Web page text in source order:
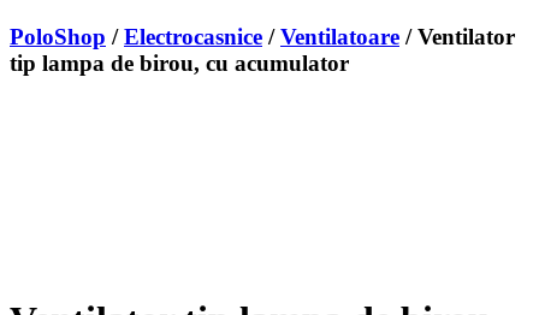
PoloShop /Electrocasnice /Ventilatoare / Ventilator
tip lampa de birou, cu acumulator